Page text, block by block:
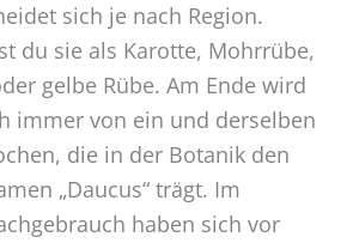
sich je nach Region.
du sie als Karotte, Mohrrübe,
gelbe Rübe. Am Ende wird
immer von ein und derselben
die in der Botanik den
„Daucus“ trägt. Im
haben sich vor